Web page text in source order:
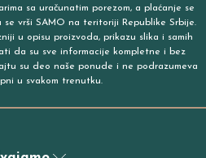
sa uračunatim porezom, a plaćanje se
se vrši SAMO na teritoriji Republike Srbije.
u opisu proizvoda, prikazu slika i samih
da su sve informacije kompletne i bez
su deo naše ponude i ne podrazumeva
u svakom trenutku.